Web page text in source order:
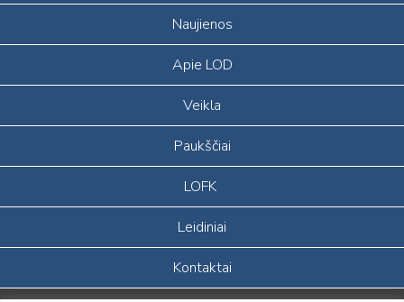
Naujienos
Apie LOD
Veikla
Paukščiai
LOFK
Leidiniai
Kontaktai